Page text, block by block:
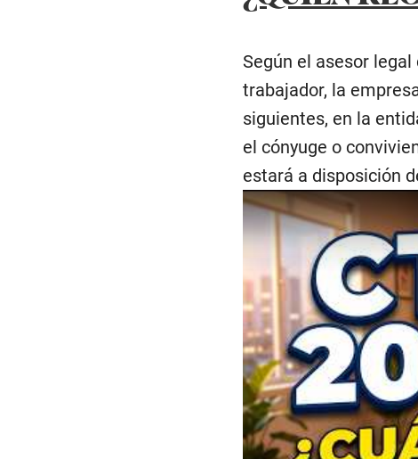
Según el asesor
trabajador, la
siguientes, en la
el cónyuge o
estará a disposición